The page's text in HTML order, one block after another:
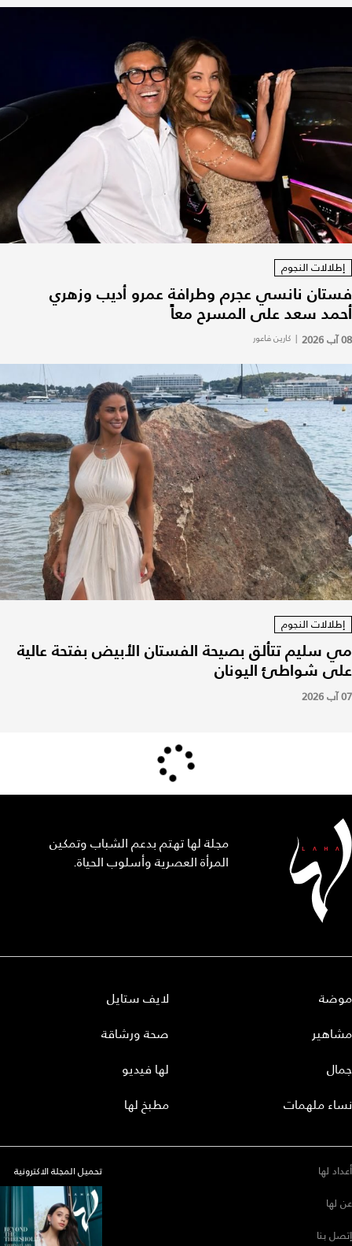
إطلالات النجوم
فستان نانسي عجرم وطرافة عمرو أديب وزهري
أحمد سعد على المسرح معاً
08 آب 2026 | كارين فاعور
إطلالات النجوم
مي سليم تتألق بصيحة الفستان الأبيض بفتحة عالية
على شواطئ اليونان
07 آب 2026
مجلة لها تهتم بدعم الشباب وتمكين
المرأة العصرية وأسلوب الحياة.
موضة
مشاهير
جمال
نساء ملهمات
لايف ستايل
صحة ورشاقة
لها فيديو
مطبخ لها
أعداد لها
عن لها
إتصل بنا
تحميل المجلة الاكترونية